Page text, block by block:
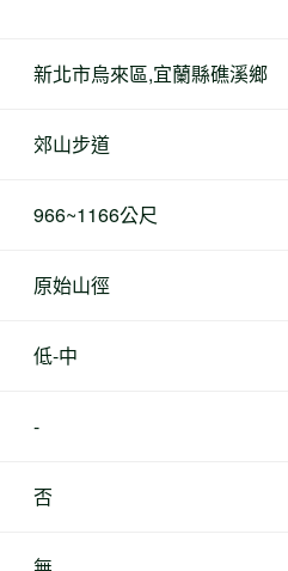
新北市烏來區,宜蘭縣礁溪鄉
郊山步道
966~1166公尺
原始山徑
低-中
-
否